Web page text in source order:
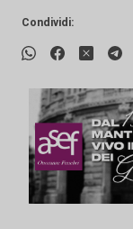
Condividi: